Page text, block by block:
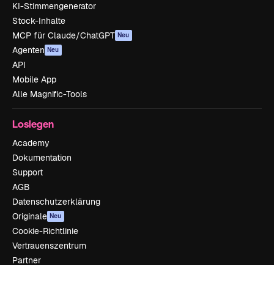
KI-Stimmengenerator
Stock-Inhalte
MCP für Claude/ChatGPT Neu
Agenten Neu
API
Mobile App
Alle Magnific-Tools
Loslegen
Academy
Dokumentation
Support
AGB
Datenschutzerklärung
Originale Neu
Cookie-Richtlinie
Vertrauenszentrum
Partner